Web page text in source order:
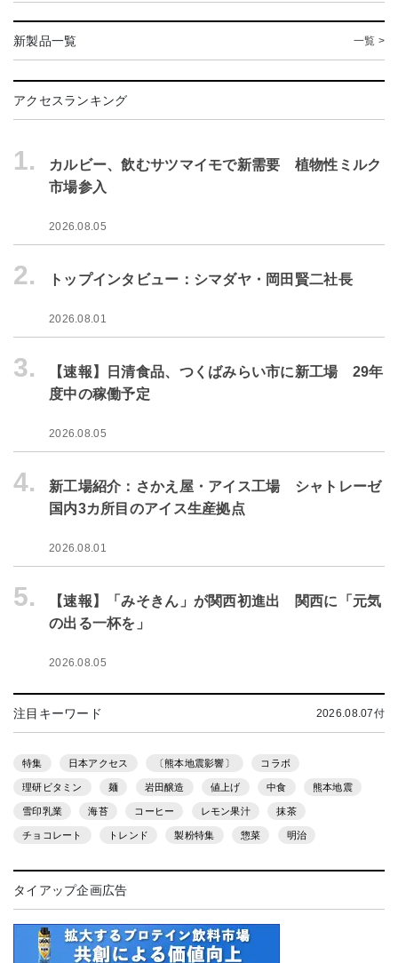
新製品一覧 一覧 >
アクセスランキング
1.
カルビー、飲むサツマイモで新需要 植物性ミルク
市場参入
2026.08.05
2. トップインタビュー：シマダヤ・岡田賢二社長
2026.08.01
3.
【速報】日清食品、つくばみらい市に新工場 29年
度中の稼働予定
2026.08.05
4.
新工場紹介：さかえ屋・アイス工場 シャトレーゼ
国内3カ所目のアイス生産拠点
2026.08.01
5.
【速報】「みそきん」が関西初進出 関西に「元気
の出る一杯を」
2026.08.05
注目キーワード 2026.08.07付
特集 日本アクセス 〔熊本地震影響〕 コラボ
理研ビタミン 麺 岩田醸造 値上げ 中食 熊本地震
雪印乳業 海苔 コーヒー レモン果汁 抹茶
チョコレート トレンド 製粉特集 惣菜 明治
タイアップ企画広告